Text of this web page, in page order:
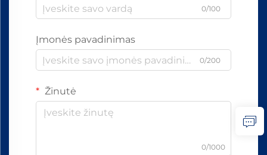
0/100
Įmonės pavadinimas
0/200
Žinutė
0/1000